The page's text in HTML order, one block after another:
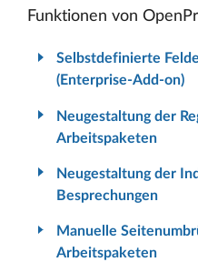
Funktionen von
Selbstdefinierte
(Enterprise-Add-on)
Neugestaltung der
Arbeitspaketen
Neugestaltung der
Besprechungen
Manuelle
Arbeitspaketen